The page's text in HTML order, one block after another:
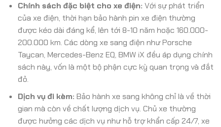
Chính sách đặc biệt cho xe điện: Với sự phát triển
của xe điện, thời hạn bảo hành pin xe điện thường
được kéo dài đáng kể, lên tới 8-10 năm hoặc 160.000-
200.000 km. Các dòng xe sang điện như Porsche
Taycan, Mercedes-Benz EQ, BMW iX đều áp dụng chính
sách này, vốn là một bộ phận cực kỳ quan trọng và đắt
đỏ.
Dịch vụ đi kèm: Bảo hành xe sang không chỉ là về thời
gian mà còn về chất lượng dịch vụ. Chủ xe thường
được hưởng các dịch vụ như hỗ trợ khẩn cấp 24/7, xe